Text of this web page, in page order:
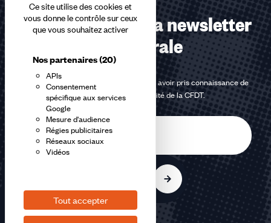
Ce site utilise des cookies et
vous donne le contrôle sur ceux
que vous souhaitez activer
Nos partenaires(20)
APIs
Consentement
spécifique aux services
Google
Mesure d'audience
Régies publicitaires
Réseaux sociaux
Vidéos
Tout accepter
Abonnez-vous à la newsletter
confédérale
En m'inscrivant à la newsletter, j'affirme avoir pris connaissance de
lapolitique de confidentialité de la CFDT.